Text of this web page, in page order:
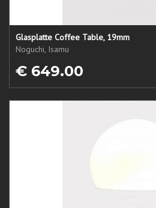
Glasplatte Coffee Table, 19mm
Noguchi, Isamu
€ 649.00